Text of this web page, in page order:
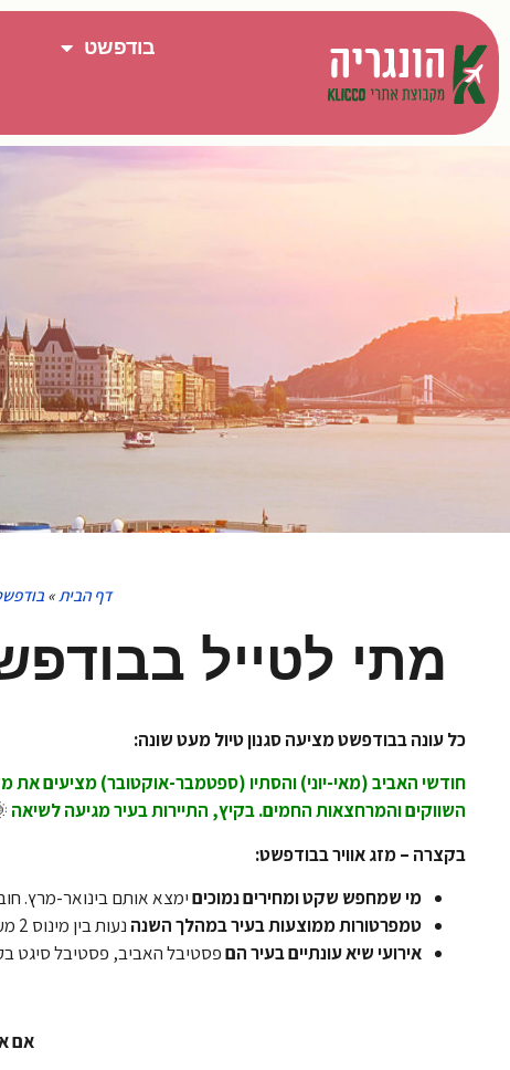
בודפשט
דף הבית»
מתי לטייל
כל עונה בבודפשט מציעה סגנון טיול מעט שונה:
חודשי האביב (מאי-יוני) והסתיו (ספטמבר-אוקטובר) מציעים את
השווקים והמרחצאות החמים. בקיץ, התיירות בעיר מגיעה לשיאה
בקצרה – מזג אוויר בבודפשט:
מי שמחפש שקט ומחירים נמוכיםימצא אותם בינואר-מרץ.
טמפרטורות ממוצעות בעיר במהלך השנה נעות בין מינוס 2 מעלות בחורף ועד מעל 30 מעלות בשיא הקיץ.
אירועי שיא עונתיים בעיר הםפסטיבל האביב, פסטיבל סיגט
אם